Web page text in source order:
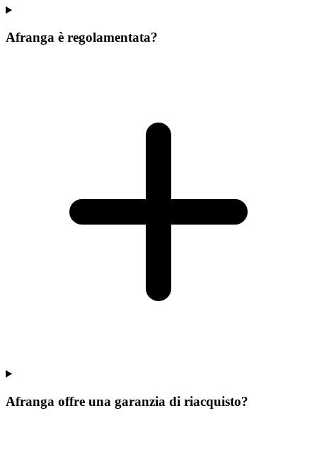
Afranga è regolamentata?
Afranga offre una garanzia di riacquisto?